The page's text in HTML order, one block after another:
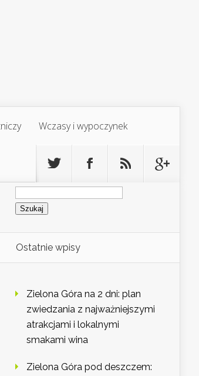
Wczasy i wypoczynek
Szukaj:
Ostatnie wpisy
Zielona Góra na 2 dni: plan
zwiedzania z najważniejszymi
atrakcjami i lokalnymi
smakami wina
Zielona Góra pod deszczem: